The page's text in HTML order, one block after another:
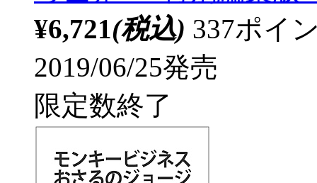
¥6,721(税込) 337ポイ
2019/06/25発売
限定数終了